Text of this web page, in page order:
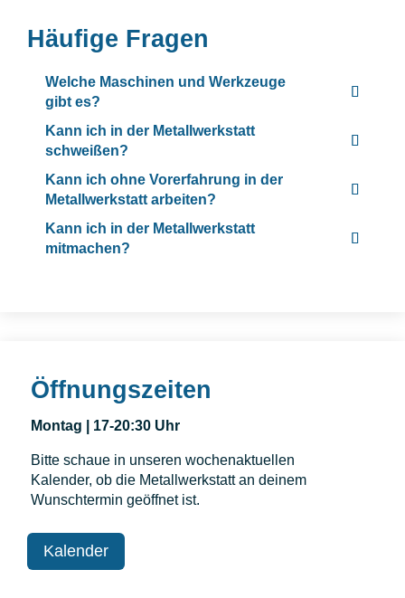
Häufige Fragen
Welche Maschinen und Werkzeuge
gibt es?
Kann ich in der Metallwerkstatt
schweißen?
Kann ich ohne Vorerfahrung in der
Metallwerkstatt arbeiten?
Kann ich in der Metallwerkstatt
mitmachen?
Öffnungszeiten
Montag | 17-20:30 Uhr
Bitte schaue in unseren wochenaktuellen
Kalender, ob die Metallwerkstatt an deinem
Wunschtermin geöffnet ist.
Kalender